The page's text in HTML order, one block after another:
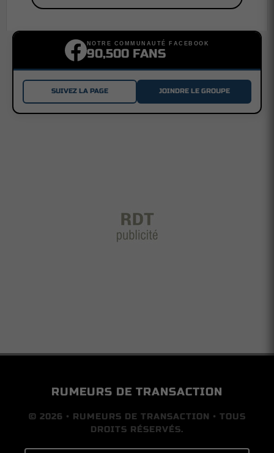
NOTRE COMMUNAUTÉ FACEBOOK
90,500 FANS
SUIVEZ LA PAGE JOINDRE LE GROUPE
RUMEURS DE TRANSACTION
© 2026 • RUMEURS DE TRANSACTION • TOUS
DROITS RÉSERVÉS.